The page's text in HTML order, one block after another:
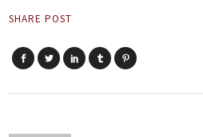
SHARE POST